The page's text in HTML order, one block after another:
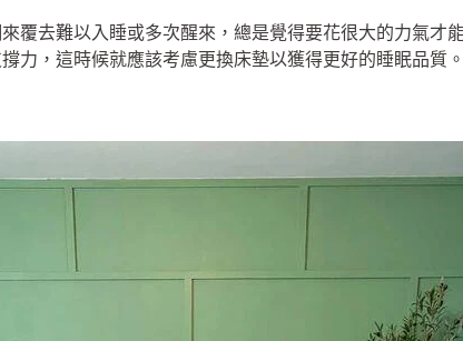
覆去難以入睡或多次醒來，總是覺得要花很大的力氣才
力，這時候就應該考慮更換床墊以獲得更好的睡眠品質。